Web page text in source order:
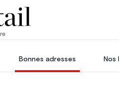
Bonnes adresses Nos